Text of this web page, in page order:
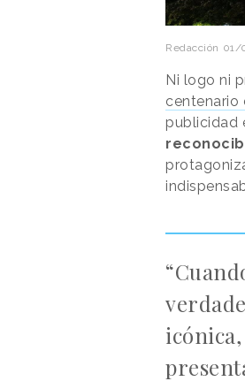
Redacción 01/
Ni logo ni
centenario
publicidad